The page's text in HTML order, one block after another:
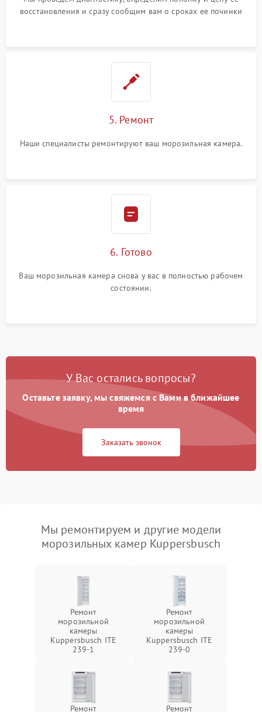
восстановления и сразу сообщим вам о сроках ее починки
5. Ремонт
Наши специалисты ремонтируют ваш морозильная камера.
6. Готово
Ваш морозильная камера снова у вас в полностью рабочем
состоянии.
У Вас остались вопросы?
Оставьте заявку, мы свяжемся с Вами в ближайшее
время
Заказать звонок
Мы ремонтируем и другие модели
морозильных камер Kuppersbusch
Ремонт
морозильной
камеры
Kuppersbusch ITE
239-1
Ремонт
морозильной
камеры
Kuppersbusch ITE
239-0
Ремонт
Ремонт